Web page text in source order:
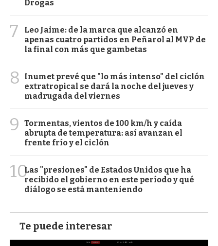
Drogas
7
Leo Jaime: de la marca que alcanzó en
apenas cuatro partidos en Peñarol al MVP de
la final con más que gambetas
8
Inumet prevé que "lo más intenso" del ciclón
extratropical se dará la noche del jueves y
madrugada del viernes
9
Tormentas, vientos de 100 km/h y caída
abrupta de temperatura: así avanzan el
frente frío y el ciclón
10Las "presiones" de Estados Unidos que ha
recibido el gobierno en este período y qué
diálogo se está manteniendo
Te puede interesar